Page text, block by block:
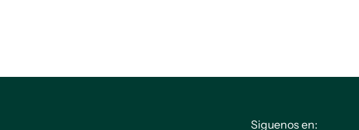
Siguenos en: